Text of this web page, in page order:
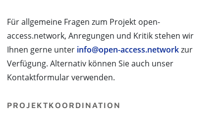
Für allgemeine Fragen zum Projekt open-
access.network, Anregungen und Kritik stehen wir
Ihnen gerne unter info@open-access.networkzur
Verfügung. Alternativ können Sie auch unser
Kontaktformular verwenden.
PROJEKTKOORDINATION